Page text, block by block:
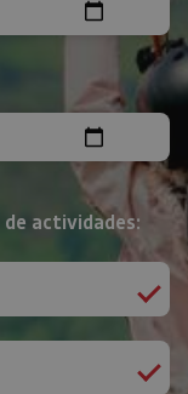
actividades: